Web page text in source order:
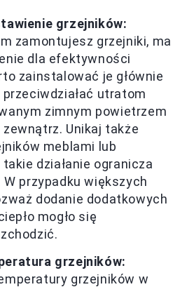
grzejników:
zamontujesz grzejniki, ma
dla efektywności
zainstalować je głównie
przeciwdziałać utratom
zimnym powietrzem
zewnątrz. Unikaj także
meblami lub
takie działanie ogranicza
W przypadku większych
dodanie dodatkowych
mogło się
grzejników:
grzejników w